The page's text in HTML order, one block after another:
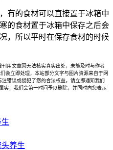
有的食材可以直接置于冰箱中
的食材置于冰箱中保存之后会
，所以平时在保存食材的时候
用文章因无法核实真实出处，未能及时与作者
会立即处理，本站部分文字与图片资源来自于网
错误或侵犯了您的合法权益，请立即通知我们
实，我们会第一时间予以删除，并同时向您表示
养生